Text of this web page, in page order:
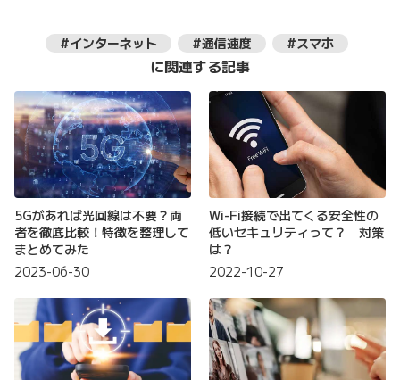
#インターネット #通信速度 #スマホ
に関連する記事
5Gがあれば光回線は不要？両
者を徹底比較！特徴を整理して
まとめてみた
2023-06-30
Wi-Fi接続で出てくる安全性の
低いセキュリティって？ 対策
は？
2022-10-27